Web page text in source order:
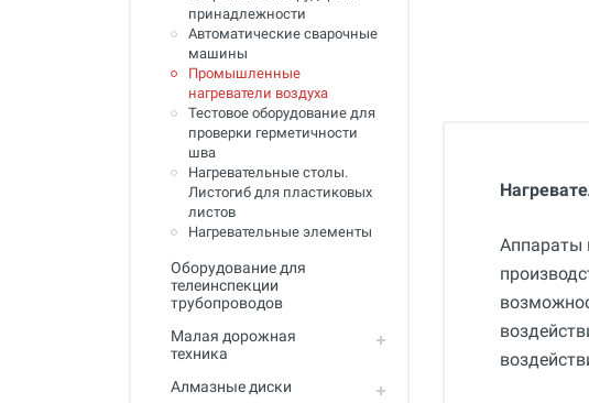
Полный каталог
принадлежности
Автоматические сварочные
машины
Промышленные
нагреватели воздуха
Тестовое оборудование для
проверки герметичности
шва
Нагревательные столы.
Листогиб для пластиковых
листов
Нагревательные элементы
Оборудование для
телеинспекции
трубопроводов
Малая дорожная
техника
Алмазные диски
Аппараты